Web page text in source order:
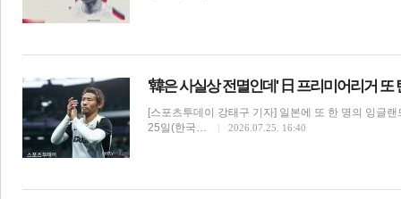
'韓은 사실상 전멸인데' 日 프리미어리거
[스포츠투데이 강태구 기자] 일본에 또 한 명의 잉글
25일(한국…
2026.07.25. 16:40